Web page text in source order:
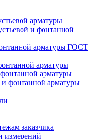
арматуры
и фонтанной
арматуры ГОСТ
арматуры
арматуры
и фонтанной арматуры
заказчика
измерений